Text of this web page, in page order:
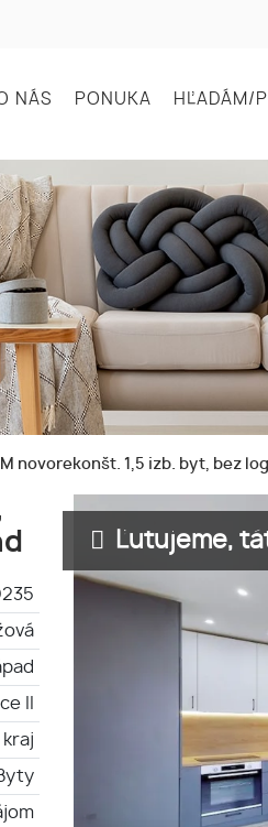
NÁS PONUKA HĽADÁM/
novorekonšt. 1,5 izb. byt, bez
II
kraj
Ľutujeme,